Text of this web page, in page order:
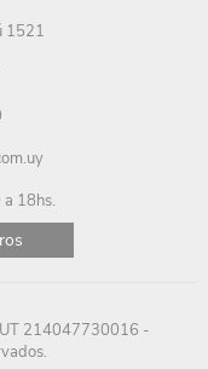
1521
a 18hs.
214047730016 -